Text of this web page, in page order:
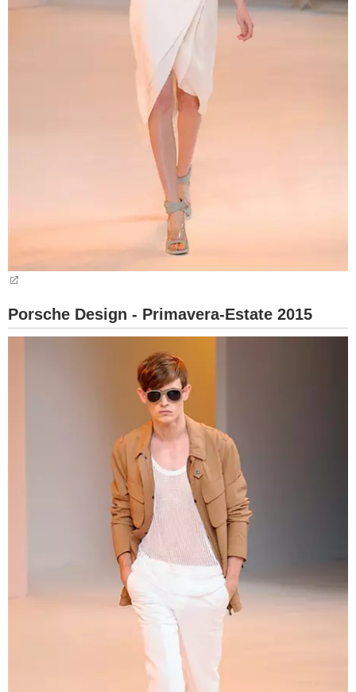
Porsche Design - Primavera-Estate 2015